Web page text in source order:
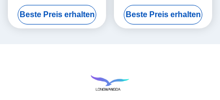
Rollenwickelmaschine
Beste Preis erhalten
80cm x 45cm x 55cm
Beste Preis erhalten